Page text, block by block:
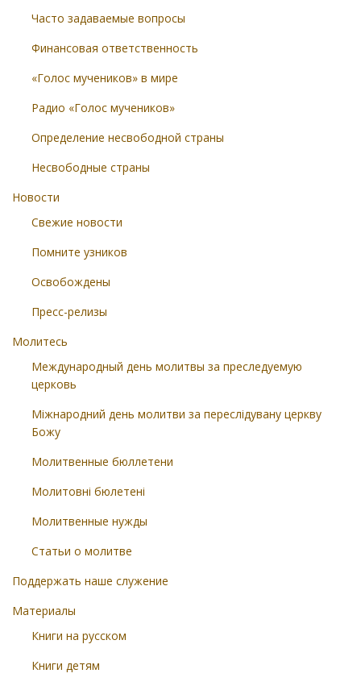
Часто задаваемые вопросы
Финансовая ответственность
«Голос мучеников» в мире
Радио «Голос мучеников»
Определение несвободной страны
Несвободные страны
Новости
Свежие новости
Помните узников
Освобождены
Пресс-релизы
Молитесь
Международный день молитвы за преследуемую
церковь
Міжнародний день молитви за переслідувану церкву
Божу
Молитвенные бюллетени
Молитовні бюлетені
Молитвенные нужды
Статьи о молитве
Поддержать наше служение
Материалы
Книги на русском
Книги детям